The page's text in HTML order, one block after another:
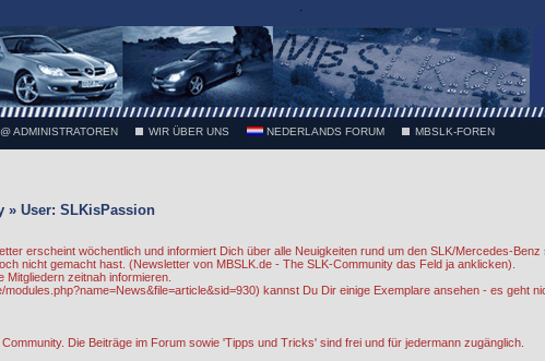
@ ADMINISTRATOREN WIR ÜBER UNS NEDERLANDS FORUM MBSLK-FOREN
» User: SLKisPassion
erscheint wöchentlich und informiert Dich über alle Neuigkeiten rund um den SLK/Mercedes-
nicht gemacht hast. (Newsletter von MBSLK.de - The SLK-Community das Feld ja anklicken).
zeitnah informieren.
kannst Du Dir einige Exemplare ansehen - es geht
Die Beiträge im Forum sowie 'Tipps und Tricks' sind frei und für jedermann zugänglich.